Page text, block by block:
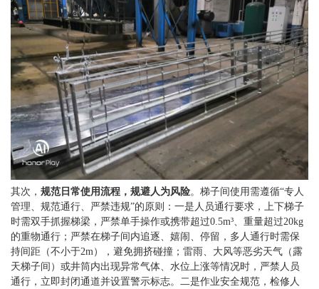
其次， 规范日常使用流程，规避人为风险。梯子间使用需遵循“专人
管理、规范通行、严禁违规”的原则：一是人员通行要求，上下梯子
时需双手抓握梯梁，严禁单手操作或携带超过0.5m³、重量超过20kg
的重物通行；严禁在梯子间内追逐、嬉闹、停留，多人通行时需保
持间距（不小于2m），避免拥挤碰撞；雷雨、大风等恶劣天气（露
天梯子间）或井筒内出现异常气体、水位上涨等情况时，严禁人员
通行，立即封闭通道并设置警示标志。二是作业安全规范，检修人